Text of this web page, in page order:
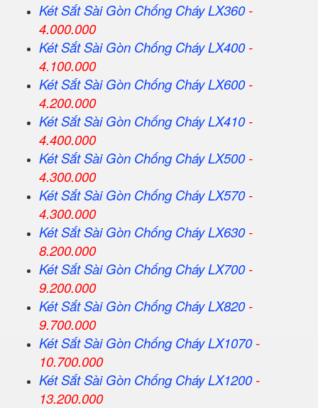
Két Sắt Sài Gòn Chống Cháy LX360-
4.000.000
Két SắtSài Gòn Chống Cháy LX400-
4.100.000
Két SắtSài Gòn Chống Cháy LX600-
4.200.000
Két SắtSài Gòn Chống Cháy LX410-
4.400.000
Két SắtSài Gòn Chống Cháy LX500-
4.300.000
Két SắtSài Gòn Chống Cháy LX570-
4.300.000
Két SắtSài Gòn Chống Cháy LX630-
8.200.000
Két SắtSài Gòn Chống Cháy LX700-
9.200.000
Két SắtSài Gòn Chống Cháy LX820-
9.700.000
Két SắtSài Gòn Chống Cháy LX1070-
10.700.000
Két SắtSài Gòn Chống Cháy LX1200-
13.200.000